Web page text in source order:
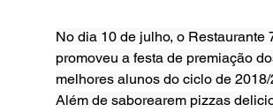
No dia 10 de julho, o Restaurante
promoveu a festa de premiação
melhores alunos do ciclo de
Além de saborearem pizzas